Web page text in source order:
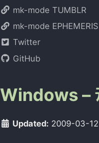
mk-mode TUMBLR
mk-mode EPHEMERIS
Twitter
GitHub
Windows – ﾃ
Updated: 2009-03-